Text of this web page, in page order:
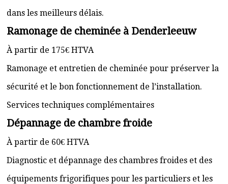
dans les meilleurs délais.
Ramonage de cheminée à Denderleeuw
À partir de 175€ HTVA
Ramonage et entretien de cheminée pour préserver la
sécurité et le bon fonctionnement de l’installation.
Services techniques complémentaires
Dépannage de chambre froide
À partir de 60€ HTVA
Diagnostic et dépannage des chambres froides et des
équipements frigorifiques pour les particuliers et les